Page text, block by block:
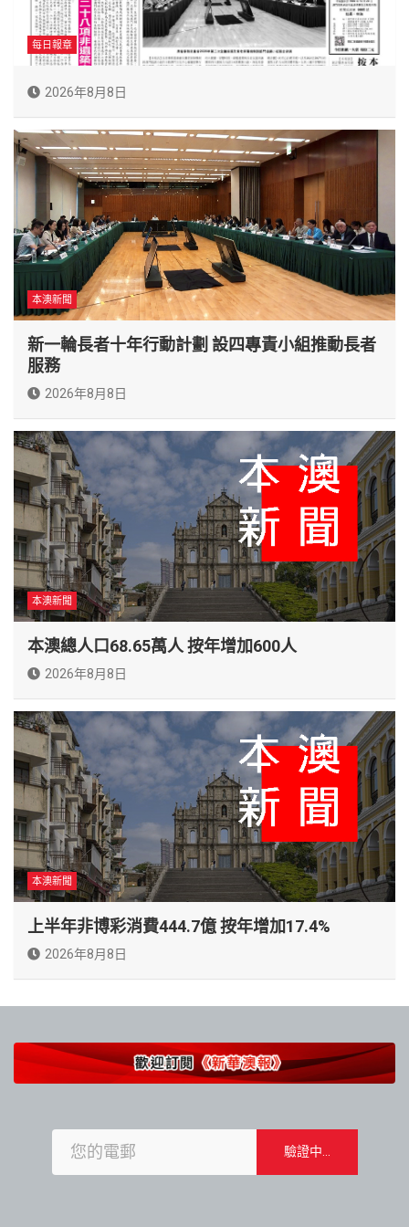
每日報章
2026年8月8日
本澳新聞
新一輪長者十年行動計劃 設四專責小組推動長者
服務
2026年8月8日
本澳新聞
本澳總人口68.65萬人 按年增加600人
2026年8月8日
本澳新聞
上半年非博彩消費444.7億 按年增加17.4%
2026年8月8日